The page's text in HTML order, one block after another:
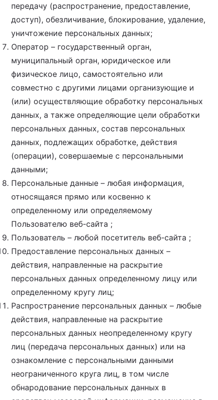
передачу (распространение, предоставление,
доступ), обезличивание, блокирование, удаление,
уничтожение персональных данных;
Оператор – государственный орган,
муниципальный орган, юридическое или
физическое лицо, самостоятельно или
совместно с другими лицами организующие и
(или) осуществляющие обработку персональных
данных, а также определяющие цели обработки
персональных данных, состав персональных
данных, подлежащих обработке, действия
(операции), совершаемые с персональными
данными;
Персональные данные – любая информация,
относящаяся прямо или косвенно к
определенному или определяемому
Пользователю веб-сайта ;
Пользователь – любой посетитель веб-сайта ;
Предоставление персональных данных –
действия, направленные на раскрытие
персональных данных определенному лицу или
определенному кругу лиц;
Распространение персональных данных – любые
действия, направленные на раскрытие
персональных данных неопределенному кругу
лиц (передача персональных данных) или на
ознакомление с персональными данными
неограниченного круга лиц, в том числе
обнародование персональных данных в